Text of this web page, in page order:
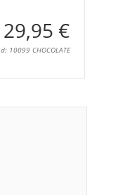
29,95 €
10099 CHOCOLATE